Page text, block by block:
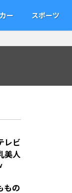
ー スポーツ
レビ
美人
もの